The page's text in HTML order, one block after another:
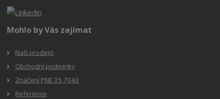
Mohlo by Vás zajímat
Naši prodejci
Obchodní podmínky
Značení PNE 35 7040
Reference